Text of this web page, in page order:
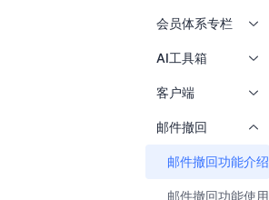
会员体系专栏
AI工具箱
客户端
邮件撤回
邮件撤回功能介绍
邮件撤回功能使用